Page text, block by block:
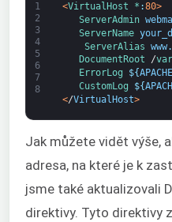
1
2
3
4
5
6
7
8
<VirtualHost * :80>
ServerAdmin
ServerName
ServerAlias www.
DocumentRoot
/var
ErrorLog
${
CustomLog
${
</VirtualHost>
Jak můžete vidět výše,
adresa, na které je k
jsme také aktualizovali
direktivy. Tyto direktivy